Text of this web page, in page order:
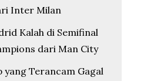
Inter Milan
Kalah di Semifinal
dari Man City
yang Terancam Gagal